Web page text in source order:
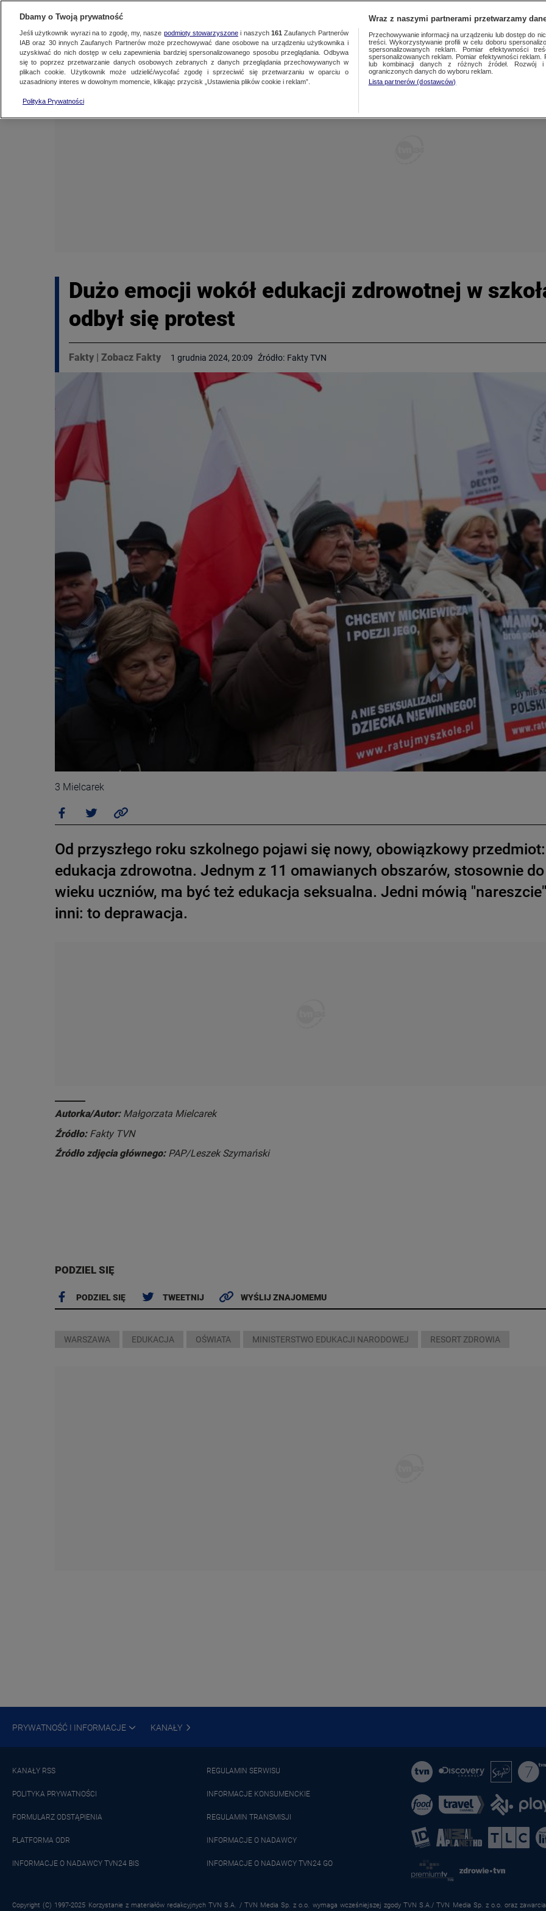
FAKTY PO FAKTACH FAKTY O ŚWIECIE
Dużo emocji wokół edukacji zdrowotnej w
odbył się protest
Fakty | Zobacz Fakty 1 grudnia 2024, 20:09 Źródło: Fakty TVN
3 Mielcarek
Od przyszłego roku szkolnego pojawi się nowy, obowiązkowy przedmiot:
edukacja zdrowotna. Jednym z 11 omawianych obszarów, stosownie do
wieku uczniów, ma być też edukacja seksualna. Jedni mówią
inni: to deprawacja.
Autorka/Autor: Małgorzata Mielcarek
Źródło: Fakty TVN
Źródło zdjęcia głównego: PAP/Leszek Szymański
PODZIEL SIĘ
PODZIEL SIĘ TWEETNIJ WYŚLIJ ZNAJOMEMU
WARSZAWA EDUKACJA OŚWIATA MINISTERSTWO EDUKACJI NARODOWEJ RESORT ZDROWIA
PRYWATNOŚĆ I INFORMACJE KANAŁY
KANAŁY RSS REGULAMIN SERWISU
POLITYKA PRYWATNOŚCI INFORMACJE KONSUMENCKIE
FORMULARZ ODSTĄPIENIA REGULAMIN TRANSMISJI
PLATFORMA ODR INFORMACJE O NADAWCY
INFORMACJE O NADAWCY TVN24 BIS INFORMACJE O NADAWCY TVN24 GO
Copyright (C) 1997-2025 Korzystanie z materiałów redakcyjnych TVN S.A. / TVN Media Sp. z o.o. wymaga wcześniejszej zgody TVN S.A./ TVN Media Sp. z o.o. oraz
Dbamy o Twoją prywatność
Jeśli użytkownik wyrazi na to zgodę, my, nasze podmioty stowarzyszonei naszych 161 Zaufanych Partnerów
IAB oraz 30innych Zaufanych Partnerów może przechowywać dane osobowe na urządzeniu użytkownika i
uzyskiwać do nich dostęp w celu zapewnienia bardziej spersonalizowanego sposobu przeglądania. Odbywa
się to poprzez przetwarzanie danych osobowych zebranych z danych przeglądania przechowywanych w
plikach cookie. Użytkownik może udzielić/wycofać zgodę i sprzeciwić się przetwarzaniu w oparciu o
uzasadniony interes w dowolnym momencie, klikając przycisk „Ustawienia plików cookie i reklam”.
Polityka Prywatności
Wraz z naszymi partnerami przetwarzamy
Przechowywanie informacji na urządzeniu lub dostęp do
treści. Wykorzystywanie profili w celu doboru
spersonalizowanych reklam. Pomiar efektywności
spersonalizowanych reklam. Pomiar efektywności
lub kombinacji danych z różnych źródeł. Rozwój i
ograniczonych danych do wyboru reklam.
Lista partnerów (dostawców)